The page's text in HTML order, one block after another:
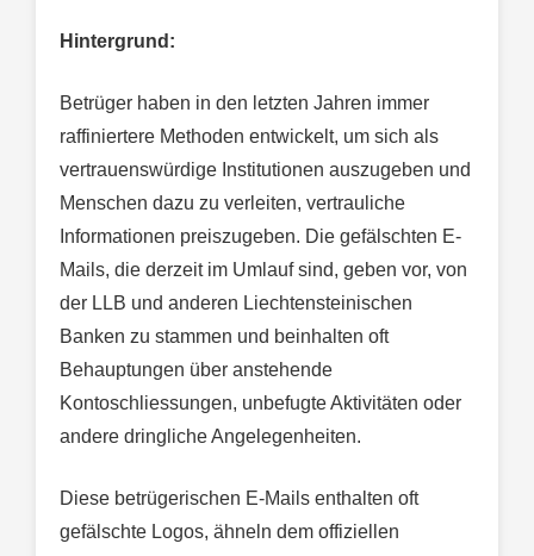
Hintergrund:
Betrüger haben in den letzten Jahren immer
raffiniertere Methoden entwickelt, um sich als
vertrauenswürdige Institutionen auszugeben und
Menschen dazu zu verleiten, vertrauliche
Informationen preiszugeben. Die gefälschten E-
Mails, die derzeit im Umlauf sind, geben vor, von
der LLB und anderen Liechtensteinischen
Banken zu stammen und beinhalten oft
Behauptungen über anstehende
Kontoschliessungen, unbefugte Aktivitäten oder
andere dringliche Angelegenheiten.
Diese betrügerischen E-Mails enthalten oft
gefälschte Logos, ähneln dem offiziellen